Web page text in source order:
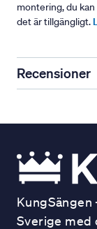
montering, du
det är tillgängligt.
Recensioner
Sverige med